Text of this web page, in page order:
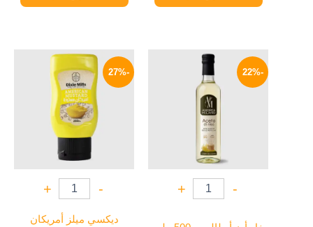
-22%
-
+
السعر
الأصلي
165 EGP.
-27%
-
+
ديكسي ميلز أمريكان
السعر
الأصلي
هو:
55 EGP.
السعر
هو:
40 EGP.